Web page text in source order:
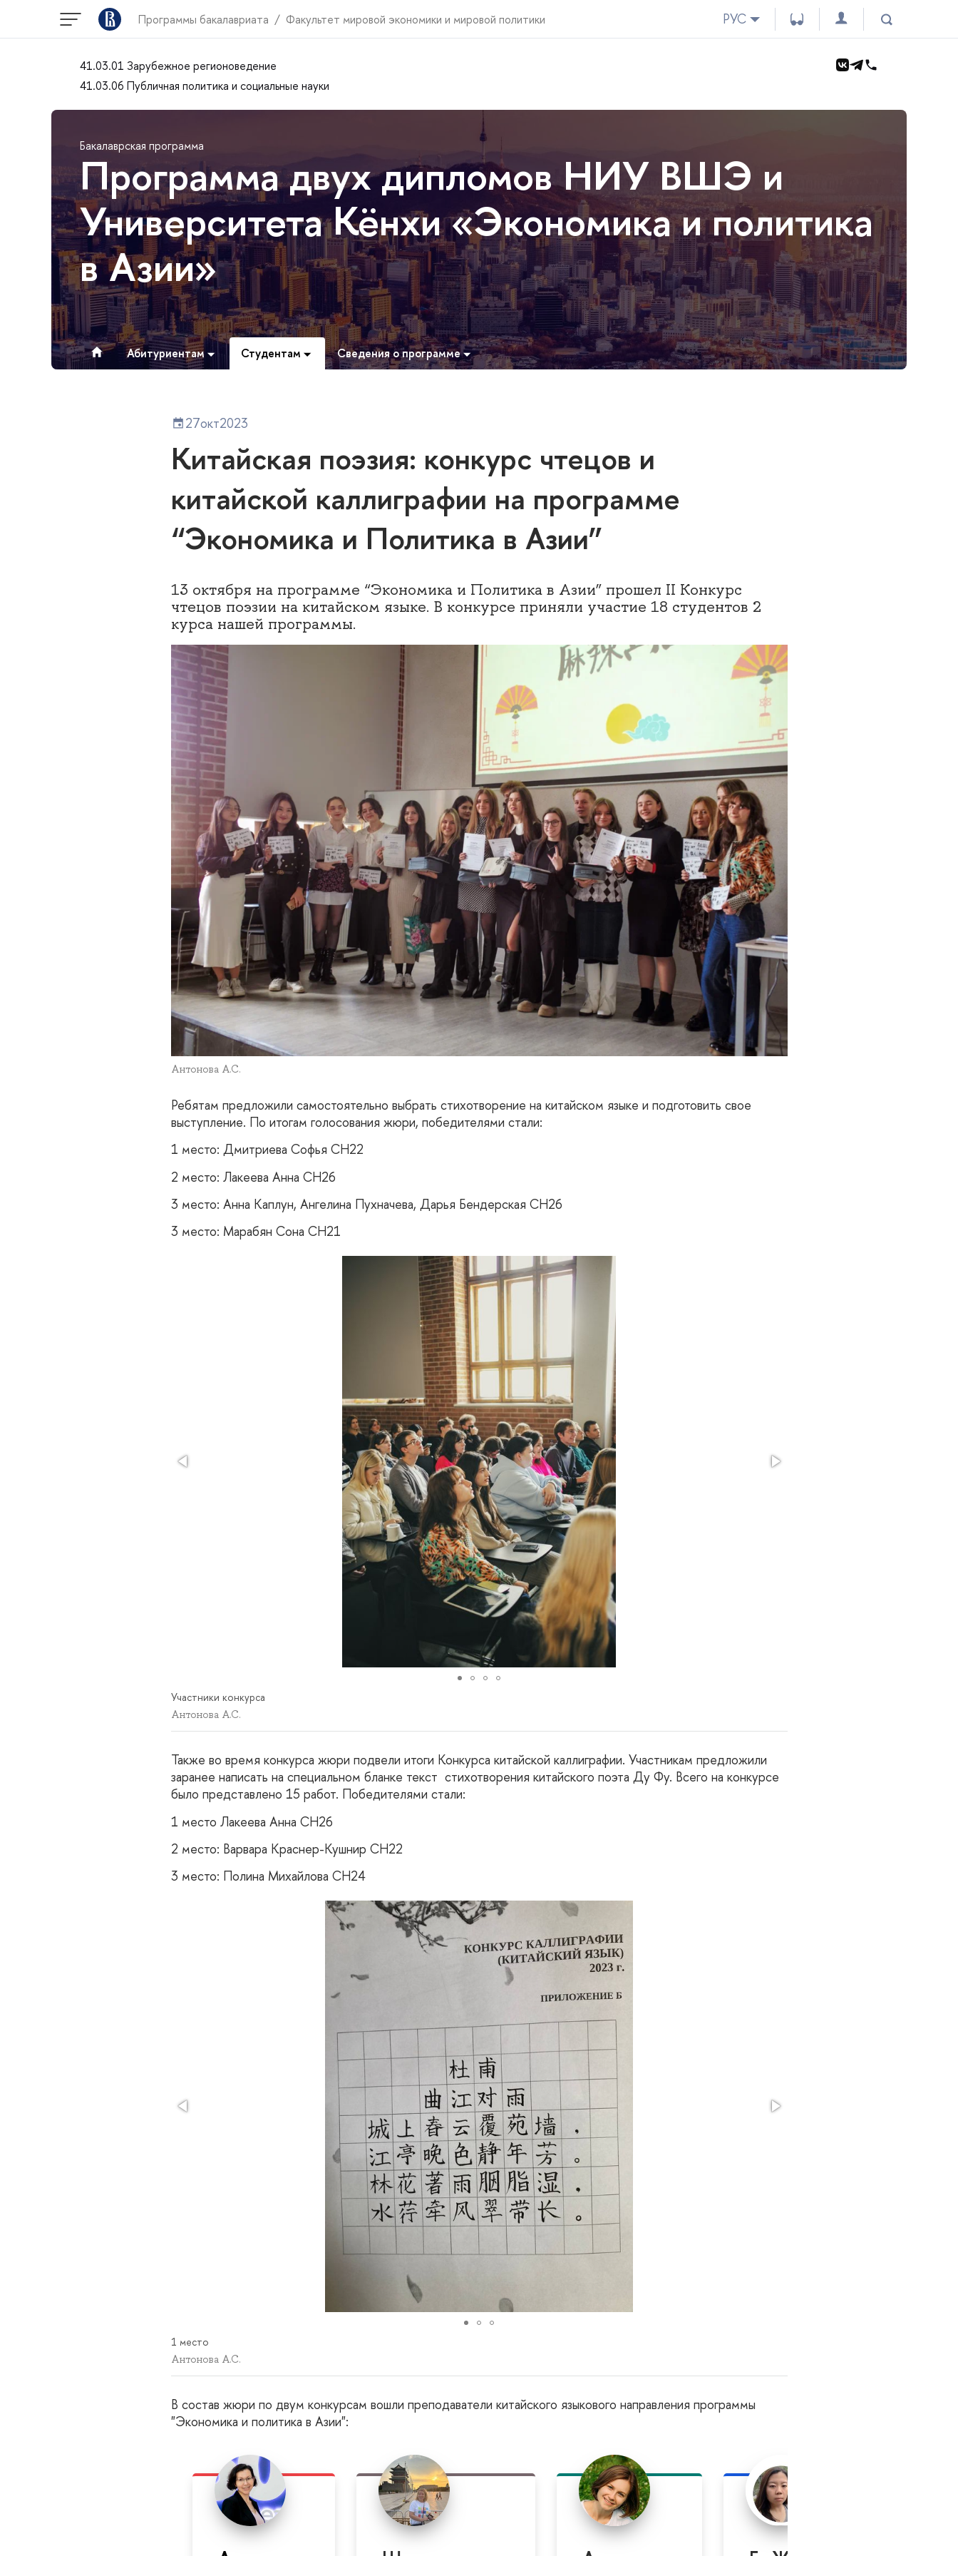
Программы бакалавриата Факультет мировой экономики и мировой политики РУС
41.03.01 Зарубежное регионоведение
41.03.06 Публичная политика и социальные науки
Бакалаврская программа
Программа двух дипломов НИУ ВШЭ и
Университета Кёнхи «Экономика и политика
в Азии»
Абитуриентам Студентам Сведения о программе
27окт2023
Китайская поэзия: конкурс чтецов и
китайской каллиграфии на программе
“Экономика и Политика в Азии”
13 октября на программе “Экономика и Политика в Азии” прошел II Конкурс
чтецов поэзии на китайском языке. В конкурсе приняли участие 18 студентов 2
курса нашей программы.
Антонова А.С.
Ребятам предложили самостоятельно выбрать стихотворение на китайском языке и подготовить свое
выступление. По итогам голосования жюри, победителями стали:
1 место: Дмитриева Софья СН22
2 место: Лакеева Анна СН26
3 место: Анна Каплун, Ангелина Пухначева, Дарья Бендерская СН26
3 место: Марабян Сона СН21
Участники конкурса
Антонова А.С.
Также во время конкурса жюри подвели итоги Конкурса китайской каллиграфии. Участникам предложили
заранее написать на специальном бланке текст стихотворения китайского поэта Ду Фу. Всего на конкурсе
было представлено 15 работ. Победителями стали:
1 место Лакеева Анна СН26
2 место: Варвара Краснер-Кушнир CH22
3 место: Полина Михайлова СH24
1 место
Антонова А.С.
В состав жюри по двум конкурсам вошли преподаватели китайского языкового направления программы
"Экономика и политика в Азии":